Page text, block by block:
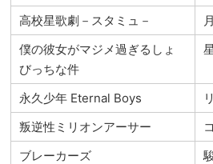
高校星歌劇－スタミュ－
僕の彼女がマジメ過ぎるしょ
びっちな件
永久少年 Eternal Boys
叛逆性ミリオンアーサー
ブレーカーズ